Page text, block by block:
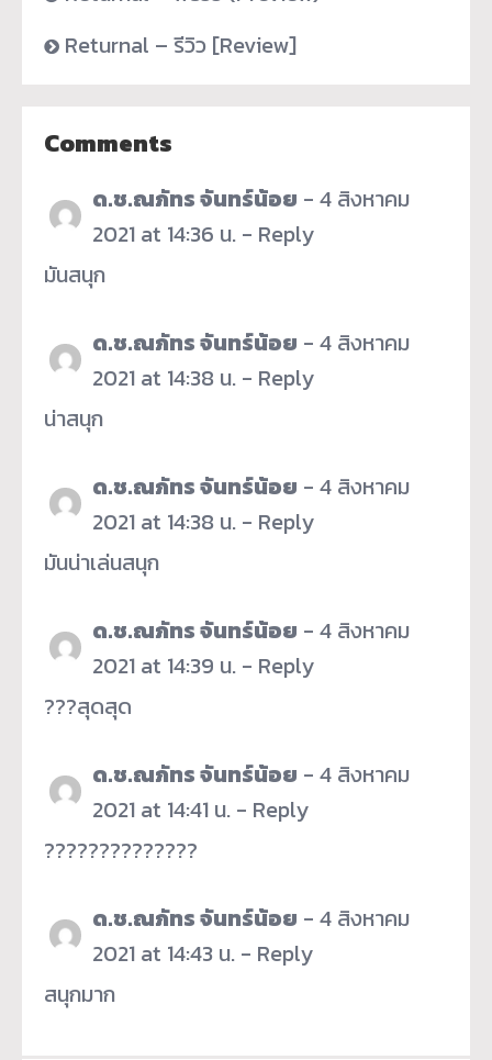
Returnal – รีวิว [Review]
Comments
ด.ช.ณภัทร จันทร์น้อย - 4 สิงหาคม
2021 at 14:36 น. - Reply
มันสนุก
ด.ช.ณภัทร จันทร์น้อย - 4 สิงหาคม
2021 at 14:38 น. - Reply
น่าสนุก
ด.ช.ณภัทร จันทร์น้อย - 4 สิงหาคม
2021 at 14:38 น. - Reply
มันน่าเล่นสนุก
ด.ช.ณภัทร จันทร์น้อย - 4 สิงหาคม
2021 at 14:39 น. - Reply
???สุดสุด
ด.ช.ณภัทร จันทร์น้อย - 4 สิงหาคม
2021 at 14:41 น. - Reply
??????????????
ด.ช.ณภัทร จันทร์น้อย - 4 สิงหาคม
2021 at 14:43 น. - Reply
สนุกมาก